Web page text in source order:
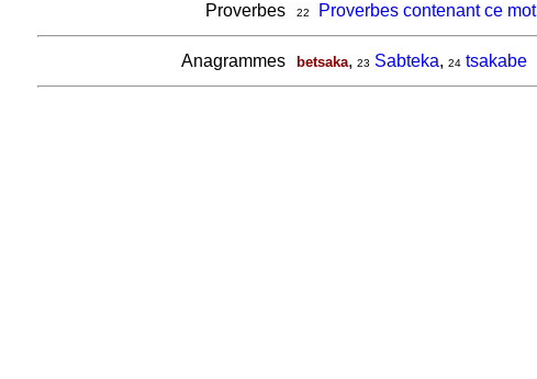
Proverbes
22 Proverbes contenant ce mot
Anagrammes betsaka, 23 Sabteka, 24 tsakabe